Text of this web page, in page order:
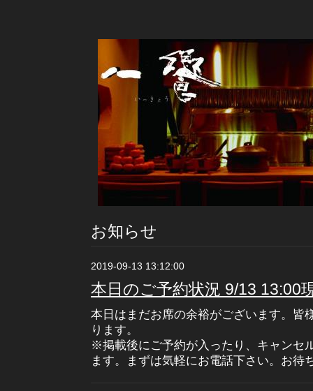
お知らせ
2019-09-13 13:12:00
本日のご予約状況 9/13 13:00
本日はまだお席の余裕がございます。皆
ります。
※掲載後にご予約が入ったり、キャンセ
ます。まずは気軽にお電話下さい。お待